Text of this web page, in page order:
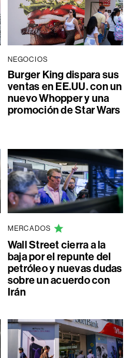
NEGOCIOS
Burger King dispara sus
ventas en EE.UU. con un
nuevo Whopper y una
promoción de Star Wars
MERCADOS
Wall Street cierra a la
baja por el repunte del
petróleo y nuevas dudas
sobre un acuerdo con
Irán